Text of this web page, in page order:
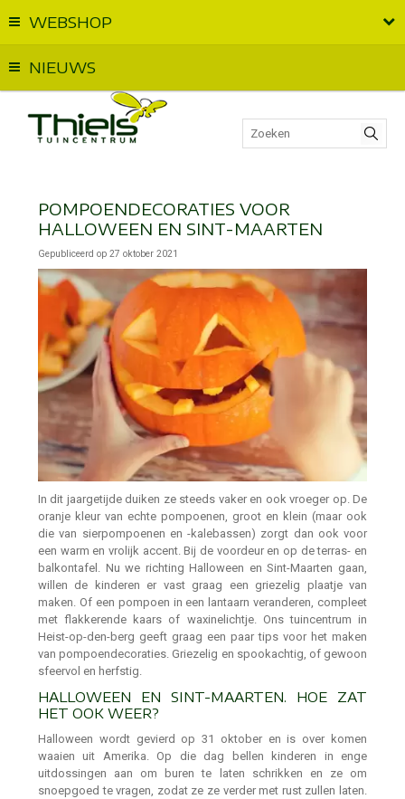
WEBSHOP
NIEUWS
POMPOENDECORATIES VOOR
HALLOWEEN EN SINT-MAARTEN
Gepubliceerd op 27 oktober 2021
In dit jaargetijde duiken ze steeds vaker en ook vroeger op. De
oranje kleur van echte pompoenen, groot en klein (maar ook
die van sierpompoenen en -kalebassen) zorgt dan ook voor
een warm en vrolijk accent. Bij de voordeur en op de terras- en
balkontafel. Nu we richting Halloween en Sint-Maarten gaan,
willen de kinderen er vast graag een griezelig plaatje van
maken. Of een pompoen in een lantaarn veranderen, compleet
met flakkerende kaars of waxinelichtje. Ons tuincentrum in
Heist-op-den-berg geeft graag een paar tips voor het maken
van pompoendecoraties. Griezelig en spookachtig, of gewoon
sfeervol en herfstig.
HALLOWEEN EN SINT-MAARTEN. HOE ZAT
HET OOK WEER?
Halloween wordt gevierd op 31 oktober en is over komen
waaien uit Amerika. Op die dag bellen kinderen in enge
uitdossingen aan om buren te laten schrikken en ze om
snoepgoed te vragen, zodat ze ze verder met rust zullen laten.